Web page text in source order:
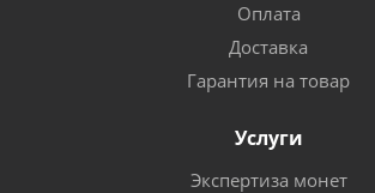
Оплата
Доставка
Гарантия на товар
Услуги
Экспертиза монет